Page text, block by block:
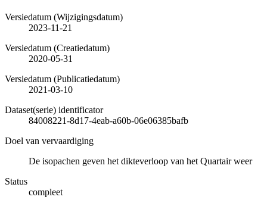
Versiedatum (Wijzigingsdatum)
2023-11-21
Versiedatum (Creatiedatum)
2020-05-31
Versiedatum (Publicatiedatum)
2021-03-10
Dataset(serie) identificator
84008221-8d17-4eab-a60b-06e06385bafb
Doel van vervaardiging
De isopachen geven het dikteverloop van het Quartair weer
Status
compleet